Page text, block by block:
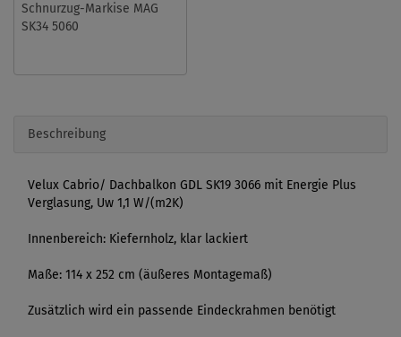
Schnurzug-Markise MAG
SK34 5060
Beschreibung
Velux Cabrio/ Dachbalkon GDL SK19 3066 mit Energie Plus
Verglasung, Uw 1,1 W/(m2K)
Innenbereich: Kiefernholz, klar lackiert
Maße: 114 x 252 cm (äußeres Montagemaß)
Zusätzlich wird ein passende Eindeckrahmen benötigt